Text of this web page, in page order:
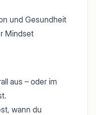
und Gesundheit
Mindset
aus – oder im
wann du